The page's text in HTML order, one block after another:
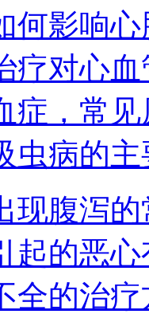
何影响
疗对心
症，常
虫病的
现腹泻
起的恶
全的治